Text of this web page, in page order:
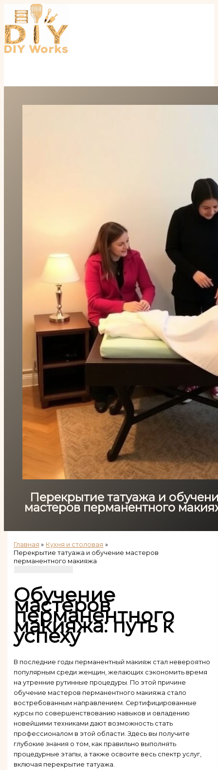
Перейти
содержимому
Перекрытие татуажа и
мастеров перманентного
Главная
Кухня и столовая
Перекрытие татуажа и обучение мастеров
перманентного макияжа
Обучение
мастеров
перманентного
макияжа: путь к
успеху
В последние годы перманентный макияж стал невероятно
популярным среди женщин, желающих сэкономить время
на утренние рутинные процедуры. По этой причине
обучение мастеров перманентного макияжа стало
востребованным направлением. Сертифицированные
курсы по совершенствованию навыков и овладению
новейшими техниками дают возможность стать
профессионалом в этой области. Здесь вы получите
глубокие знания о том, как правильно выполнять
процедурные этапы, а также освоите весь спектр услуг,
включая перекрытие татуажа.